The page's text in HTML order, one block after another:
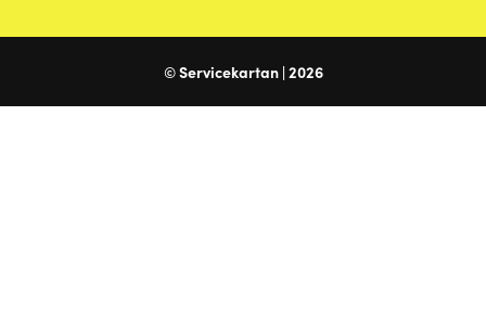
© Servicekartan | 2026